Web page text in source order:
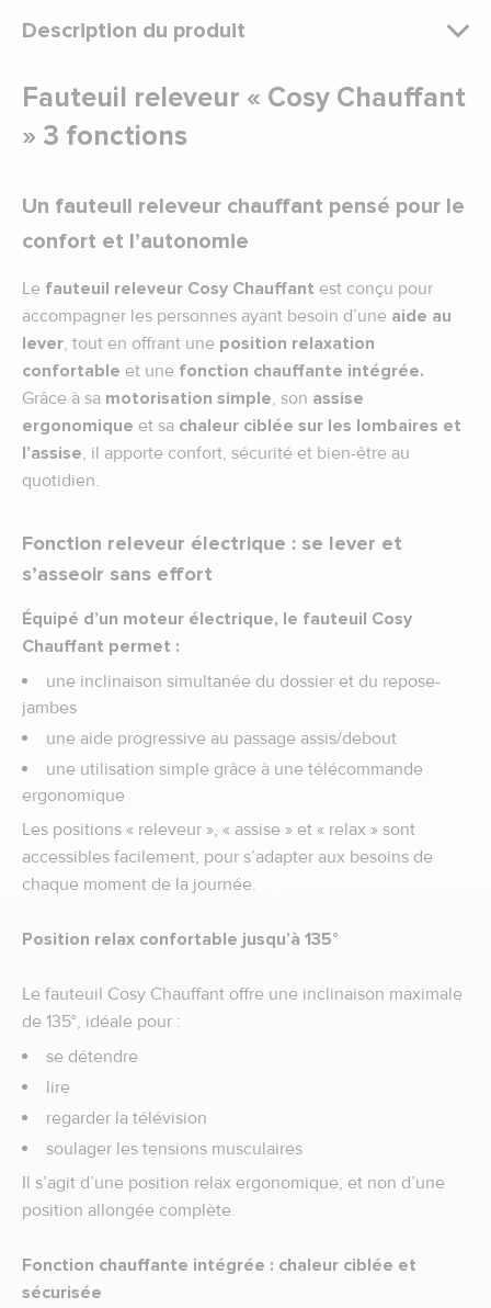
Description du produit
Fauteuil releveur « Cosy Chauffant
» 3 fonctions
Un fauteuil releveur chauffant pensé pour le
confort et l’autonomie
Le fauteuil releveur Cosy Chauffant est conçu pour
accompagner les personnes ayant besoin d’une aide au
lever, tout en offrant une position relaxation
confortable et une fonction chauffante intégrée.
Grâce à sa motorisation simple, son assise
ergonomique et sa chaleur ciblée sur les lombaires et
l’assise, il apporte confort, sécurité et bien-être au
quotidien.
Fonction releveur électrique : se lever et
s’asseoir sans effort
Équipé d’un moteur électrique, le fauteuil Cosy
Chauffant permet :
une inclinaison simultanée du dossier et du repose-
jambes
une aide progressive au passage assis/debout
une utilisation simple grâce à une télécommande
ergonomique
Les positions « releveur », « assise » et « relax » sont
accessibles facilement, pour s’adapter aux besoins de
chaque moment de la journée.
Position relax confortable jusqu’à 135°
Le fauteuil Cosy Chauffant offre une inclinaison maximale
de 135°, idéale pour :
se détendre
lire
regarder la télévision
soulager les tensions musculaires
Il s’agit d’une position relax ergonomique, et non d’une
position allongée complète.
Fonction chauffante intégrée : chaleur ciblée et
sécurisée